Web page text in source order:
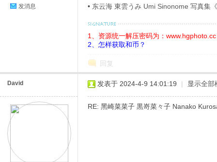
发消息
イ》[71P]
• 东云海 東雲うみ Umi Sinonome 写真集
1、资源统一解压密码为：www.hgphoto.cc
2、怎样获取和币？
回复
David 发表于 2024-4-9 14:01:19 | 显示全部
RE: 黑崎菜菜子 黒嵜菜々子 Nanako